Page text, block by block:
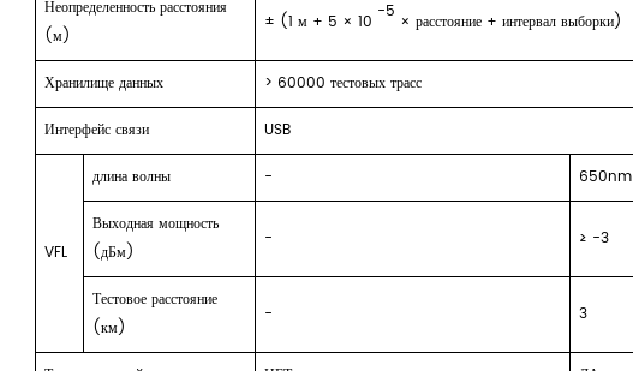
Неопределенность расстояния
(м)
± (1 м + 5 × 10
-5
× расстояние + интервал выборки)
Хранилище данных > 60000 тестовых трасс
Интерфейс связи USB
VFL
длина волны - 650nm
Выходная мощность
(дБм)
- ≥ -3
Тестовое расстояние
(км)
- 3